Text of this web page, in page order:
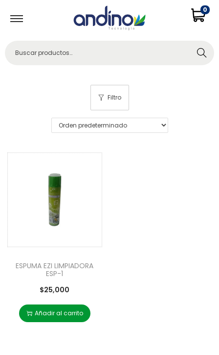
0
Buscar
Filtro
ESPUMA EZI LIMPIADORA
ESP-1
$25,000
Añadir al carrito